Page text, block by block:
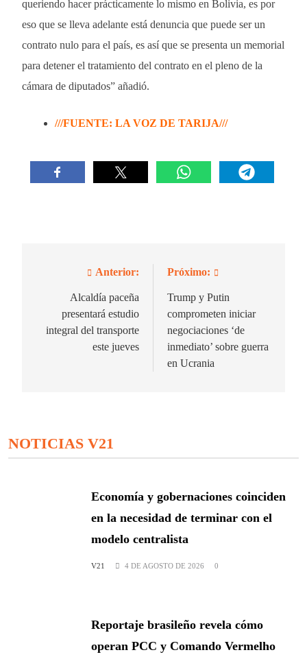
queriendo hacer prácticamente lo mismo en Bolivia, es por
eso que se lleva adelante está denuncia que puede ser un
contrato nulo para el país, es así que se presenta un memorial
para detener el tratamiento del contrato en el pleno de la
cámara de diputados” añadió.
///FUENTE: LA VOZ DE TARIJA///
Navegación
entradas
Anterior:
Alcaldía paceña
presentará estudio
integral del transporte
este jueves
Próximo:
Trump y Putin
comprometen iniciar
negociaciones ‘de
inmediato’ sobre guerra
en Ucrania
NOTICIAS V21
Economía y gobernaciones coinciden
en la necesidad de terminar con el
modelo centralista
V21 4 DE AGOSTO DE 2026 0
Reportaje brasileño revela cómo
operan PCC y Comando Vermelho